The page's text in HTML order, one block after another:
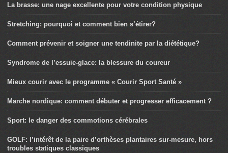
La brasse: une nage excellente pour votre condition physique
Stretching: pourquoi et comment bien s’étirer?
Comment prévenir et soigner une tendinite par la diététique?
Syndrome de l’essuie-glace: la blessure du coureur
Mieux courir avec le programme « Courir Sport Santé »
Marche nordique: comment débuter et progresser efficacement ?
Sport: le danger des commotions cérébrales
GOLF: l’intérêt de la paire d’orthèses plantaires sur-mesure, hors
troubles statiques classiques